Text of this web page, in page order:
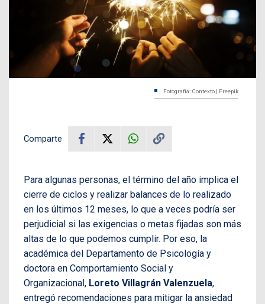
Fotografía: Contexto | Freepik
Comparte
Para algunas personas, el término del año implica el
cierre de ciclos y realizar balances de lo realizado
en los últimos 12 meses, lo que a veces podría ser
perjudicial si las exigencias o metas fijadas son más
altas de lo que podemos cumplir. Por eso, la
académica del Departamento de Psicología y
doctora en Comportamiento Social y
Organizacional, Loreto Villagrán Valenzuela,
entregó recomendaciones para mitigar la ansiedad